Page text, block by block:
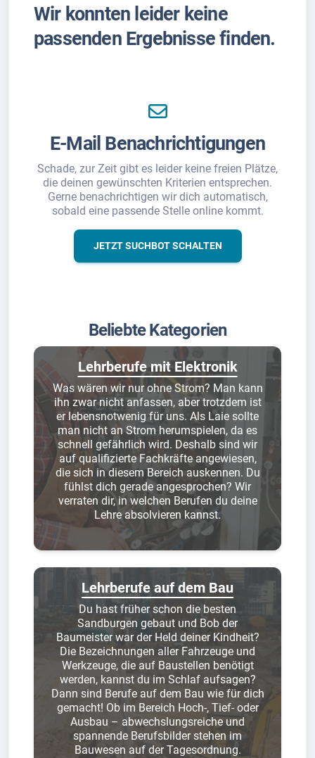
Wir konnten leider keine
passenden Ergebnisse finden.
E-Mail Benachrichtigungen
Schade, zur Zeit gibt es leider keine freien Plätze,
die deinen gewünschten Kriterien entsprechen.
Gerne benachrichtigen wir dich automatisch,
sobald eine passende Stelle online kommt.
JETZT SUCHBOT SCHALTEN
Beliebte Kategorien
Lehrberufe mit Elektronik
Was wären wir nur ohne Strom? Man kann
ihn zwar nicht anfassen, aber trotzdem ist
er lebensnotwenig für uns. Als Laie sollte
man nicht an Strom herumspielen, da es
schnell gefährlich wird. Deshalb sind wir
auf qualifizierte Fachkräfte angewiesen,
die sich in diesem Bereich auskennen. Du
fühlst dich gerade angesprochen? Wir
verraten dir, in welchen Berufen du deine
Lehre absolvieren kannst.
Lehrberufe auf dem Bau
Du hast früher schon die besten
Sandburgen gebaut und Bob der
Baumeister war der Held deiner Kindheit?
Die Bezeichnungen aller Fahrzeuge und
Werkzeuge, die auf Baustellen benötigt
werden, kannst du im Schlaf aufsagen?
Dann sind Berufe auf dem Bau wie für dich
gemacht! Ob im Bereich Hoch-, Tief- oder
Ausbau – abwechslungsreiche und
spannende Berufsbilder stehen im
Bauwesen auf der Tagesordnung.